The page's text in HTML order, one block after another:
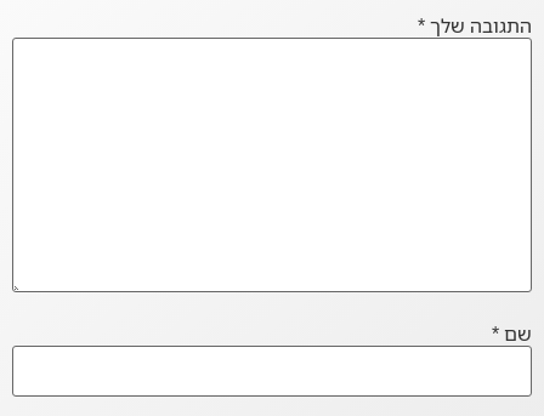
התגובה שלך*
שם*